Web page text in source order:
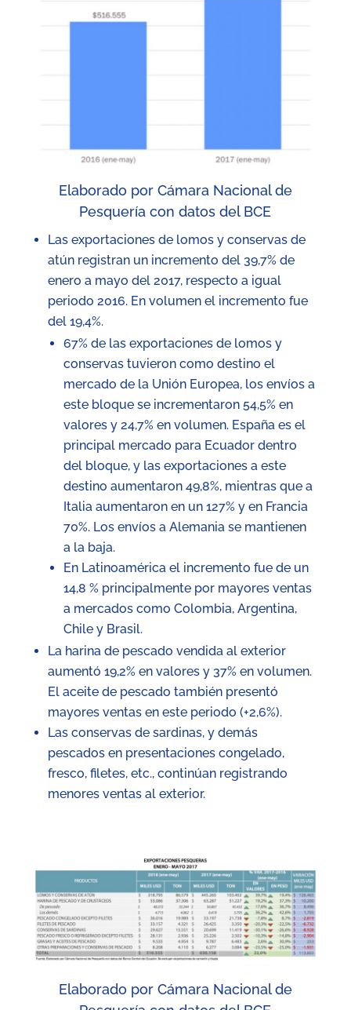
Elaborado por Cámara Nacional de
Pesquería con datos del BCE
Las exportaciones de lomos y conservas de
atún registran un incremento del 39,7% de
enero a mayo del 2017, respecto a igual
periodo 2016. En volumen el incremento fue
del 19,4%.
67% de las exportaciones de lomos y
conservas tuvieron como destino el
mercado de la Unión Europea, los envíos a
este bloque se incrementaron 54,5% en
valores y 24,7% en volumen. España es el
principal mercado para Ecuador dentro
del bloque, y las exportaciones a este
destino aumentaron 49,8%, mientras que a
Italia aumentaron en un 127% y en Francia
70%. Los envíos a Alemania se mantienen
a la baja.
En Latinoamérica el incremento fue de un
14,8 % principalmente por mayores ventas
a mercados como Colombia, Argentina,
Chile y Brasil.
La harina de pescado vendida al exterior
aumentó 19,2% en valores y 37% en volumen.
El aceite de pescado también presentó
mayores ventas en este periodo (+2,6%).
Las conservas de sardinas, y demás
pescados en presentaciones congelado,
fresco, filetes, etc., continúan registrando
menores ventas al exterior.
Elaborado por Cámara Nacional de